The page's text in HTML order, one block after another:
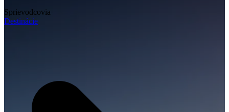
Sprievodcovia
Destinácie